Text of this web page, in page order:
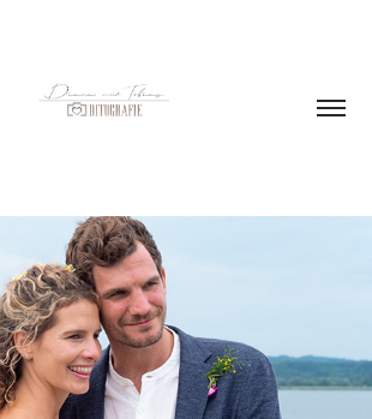
FREIE TRAUUNG VON LARISSA & PAUL
2023